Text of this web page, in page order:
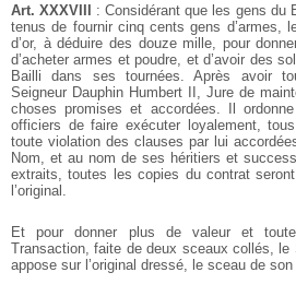
Art. XXXVIII : Considérant que les gens du
tenus de fournir cinq cents gens d’armes,
d’or, à déduire des douze mille, pour
d’acheter armes et poudre, et d’avoir des
Bailli dans ses tournées.
Après avoir
Seigneur Dauphin Humbert II, Jure de
choses promises et accordées. Il
officiers de faire exécuter loyalement,
toute violation des clauses par lui
Nom, et au nom de ses héritiers et
extraits, toutes les copies du contrat
l’original.
Et pour donner plus de valeur et
Transaction, faite de deux sceaux collés, le
appose sur l’original dressé, le sceau de son